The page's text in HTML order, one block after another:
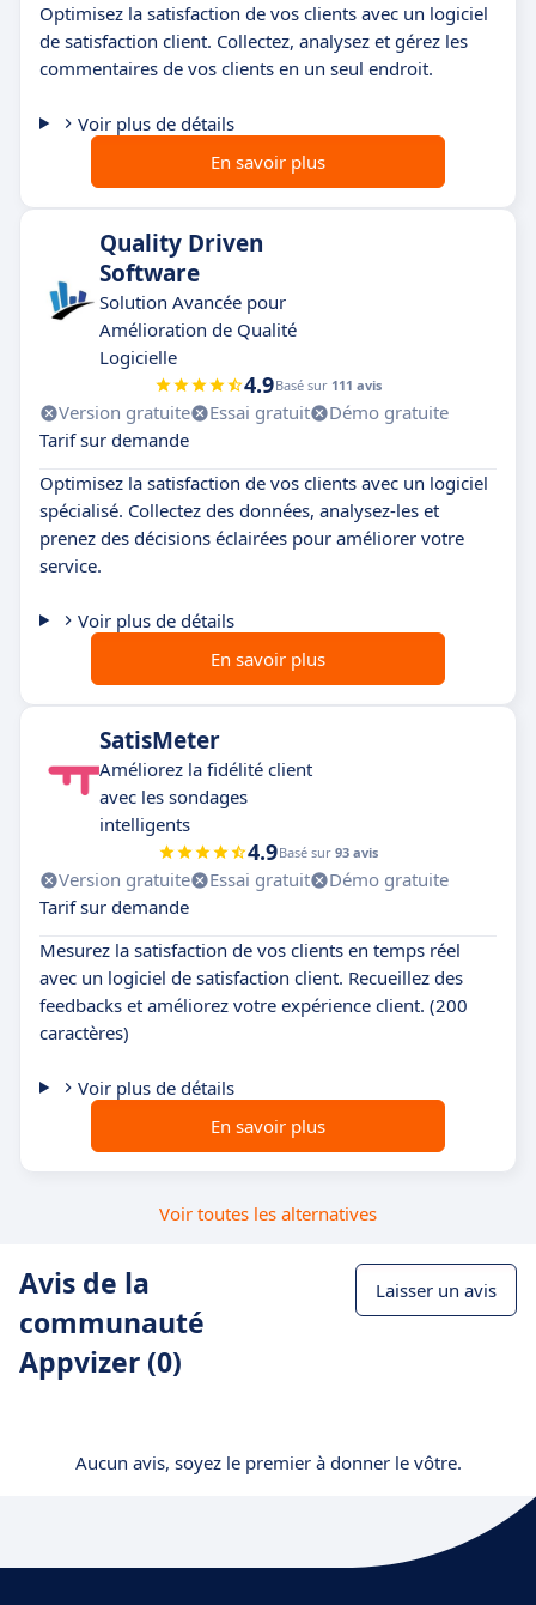
Optimisez la satisfaction de vos clients avec un logiciel
de satisfaction client. Collectez, analysez et gérez les
commentaires de vos clients en un seul endroit.
Voir plus de détails
En savoir plus
Quality Driven
Software
Solution Avancée pour
Amélioration de Qualité
Logicielle
4.9Basé sur 111 avis
Version gratuite Essai gratuit
Démo gratuite
Tarif sur demande
Optimisez la satisfaction de vos clients avec un logiciel
spécialisé. Collectez des données, analysez-les et
prenez des décisions éclairées pour améliorer votre
service.
Voir plus de détails
En savoir plus
SatisMeter
Améliorez la fidélité client
avec les sondages
intelligents
4.9Basé sur 93 avis
Version gratuite Essai gratuit
Démo gratuite
Tarif sur demande
Mesurez la satisfaction de vos clients en temps réel
avec un logiciel de satisfaction client. Recueillez des
feedbacks et améliorez votre expérience client. (200
caractères)
Voir plus de détails
En savoir plus
Voir toutes les alternatives
Avis de la
communauté
Appvizer (0)
Laisser un avis
Aucun avis, soyez le premier à donner le vôtre.